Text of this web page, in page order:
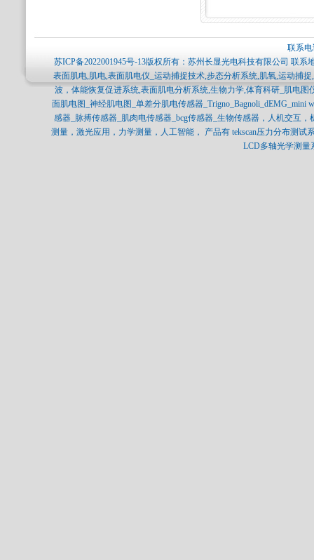
联系
苏ICP备2022001945号-13版权所有：苏州长显光电科技有限公司 联系
表面肌电,肌电,表面肌电仪_运动捕捉技术,步态分析系统,肌氧,运动捕
波，体能恢复促进系统,表面肌电分析系统,生物力学,体育科研_肌电
面肌电图_神经肌电图_单差分肌电传感器_Trigno_Bagnoli_dEMG_mini
感器_脉搏传感器_肌肉电传感器_bcg传感器_生物传感器，人机交互
测量，激光应用，力学测量，人工智能， 产品有 tekscan压力分布测试
LCD多轴光学测量